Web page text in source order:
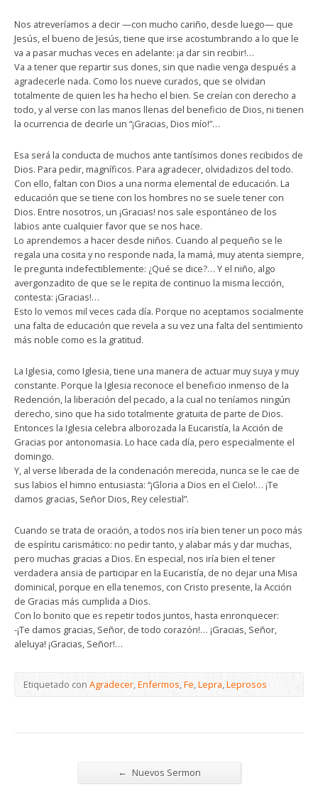
Nos atreveríamos a decir —con mucho cariño, desde luego— que
Jesús, el bueno de Jesús, tiene que irse acostumbrando a lo que le
va a pasar muchas veces en adelante: ¡a dar sin recibir!…
Va a tener que repartir sus dones, sin que nadie venga después a
agradecerle nada. Como los nueve curados, que se olvidan
totalmente de quien les ha hecho el bien. Se creían con derecho a
todo, y al verse con las manos llenas del beneficio de Dios, ni tienen
la ocurrencia de decirle un “¡Gracias, Dios mío!”…
Esa será la conducta de muchos ante tantísimos dones recibidos de
Dios. Para pedir, magníficos. Para agradecer, olvidadizos del todo.
Con ello, faltan con Dios a una norma elemental de educación. La
educación que se tiene con los hombres no se suele tener con
Dios. Entre nosotros, un ¡Gracias! nos sale espontáneo de los
labios ante cualquier favor que se nos hace.
Lo aprendemos a hacer desde niños. Cuando al pequeño se le
regala una cosita y no responde nada, la mamá, muy atenta siempre,
le pregunta indefectiblemente: ¿Qué se dice?… Y el niño, algo
avergonzadito de que se le repita de continuo la misma lección,
contesta: ¡Gracias!…
Esto lo vemos mil veces cada día. Porque no aceptamos socialmente
una falta de educación que revela a su vez una falta del sentimiento
más noble como es la gratitud.
La Iglesia, como Iglesia, tiene una manera de actuar muy suya y muy
constante. Porque la Iglesia reconoce el beneficio inmenso de la
Redención, la liberación del pecado, a la cual no teníamos ningún
derecho, sino que ha sido totalmente gratuita de parte de Dios.
Entonces la Iglesia celebra alborozada la Eucaristía, la Acción de
Gracias por antonomasia. Lo hace cada día, pero especialmente el
domingo.
Y, al verse liberada de la condenación merecida, nunca se le cae de
sus labios el himno entusiasta: “¡Gloria a Dios en el Cielo!… ¡Te
damos gracias, Señor Dios, Rey celestial”.
Cuando se trata de oración, a todos nos iría bien tener un poco más
de espíritu carismático: no pedir tanto, y alabar más y dar muchas,
pero muchas gracias a Dios. En especial, nos iría bien el tener
verdadera ansia de participar en la Eucaristía, de no dejar una Misa
dominical, porque en ella tenemos, con Cristo presente, la Acción
de Gracias más cumplida a Dios.
Con lo bonito que es repetir todos juntos, hasta enronquecer:
-¡Te damos gracias, Señor, de todo corazón!… ¡Gracias, Señor,
aleluya! ¡Gracias, Señor!…
Etiquetado conAgradecer,Enfermos,Fe,Lepra,Leprosos
← Nuevos Sermon